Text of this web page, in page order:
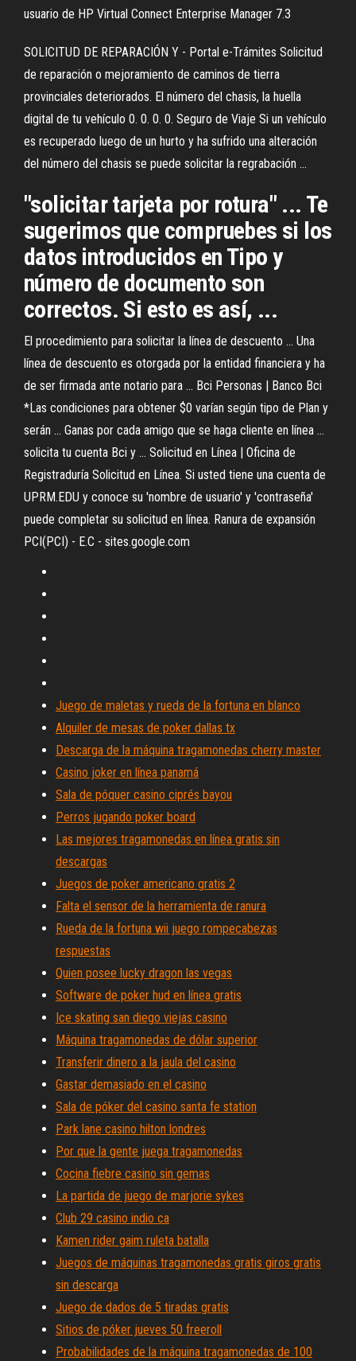
usuario de HP Virtual Connect Enterprise Manager 7.3
SOLICITUD DE REPARACIÓN Y - Portal e-Trámites Solicitud
de reparación o mejoramiento de caminos de tierra
provinciales deteriorados. El número del chasis, la huella
digital de tu vehículo 0. 0. 0. 0. Seguro de Viaje Si un vehículo
es recuperado luego de un hurto y ha sufrido una alteración
del número del chasis se puede solicitar la regrabación ...
"solicitar tarjeta por rotura" ... Te
sugerimos que compruebes si los
datos introducidos en Tipo y
número de documento son
correctos. Si esto es así, ...
El procedimiento para solicitar la línea de descuento ... Una
línea de descuento es otorgada por la entidad financiera y ha
de ser firmada ante notario para ... Bci Personas | Banco Bci
*Las condiciones para obtener $0 varían según tipo de Plan y
serán ... Ganas por cada amigo que se haga cliente en línea ...
solicita tu cuenta Bci y ... Solicitud en Línea | Oficina de
Registraduría Solicitud en Línea. Si usted tiene una cuenta de
UPRM.EDU y conoce su 'nombre de usuario' y 'contraseña'
puede completar su solicitud en línea. Ranura de expansión
PCI(PCI) - E.C - sites.google.com
Juego de maletas y rueda de la fortuna en blanco
Alquiler de mesas de poker dallas tx
Descarga de la máquina tragamonedas cherry master
Casino joker en línea panamá
Sala de póquer casino ciprés bayou
Perros jugando poker board
Las mejores tragamonedas en línea gratis sin
descargas
Juegos de poker americano gratis 2
Falta el sensor de la herramienta de ranura
Rueda de la fortuna wii juego rompecabezas
respuestas
Quien posee lucky dragon las vegas
Software de poker hud en línea gratis
Ice skating san diego viejas casino
Máquina tragamonedas de dólar superior
Transferir dinero a la jaula del casino
Gastar demasiado en el casino
Sala de póker del casino santa fe station
Park lane casino hilton londres
Por que la gente juega tragamonedas
Cocina fiebre casino sin gemas
La partida de juego de marjorie sykes
Club 29 casino indio ca
Kamen rider gaim ruleta batalla
Juegos de máquinas tragamonedas gratis giros gratis
sin descarga
Juego de dados de 5 tiradas gratis
Sitios de póker jueves 50 freeroll
Probabilidades de la máquina tragamonedas de 100